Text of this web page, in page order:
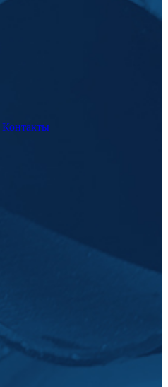
Контакты